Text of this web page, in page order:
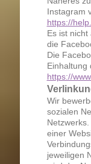
Instagram
https://
Es ist
die
Die
Einhaltung
https://
Wir
sozialen
einer
jeweiligen